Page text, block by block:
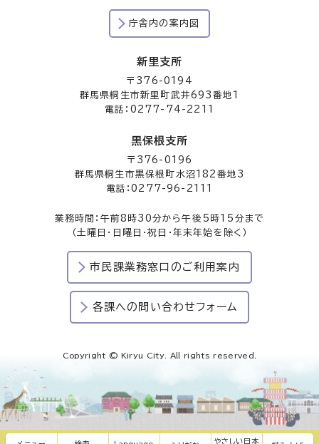
やさしい日本
庁舎内の案内図
新里支所
〒376-0194
群馬県桐生市新里町武井693番地1
電話：0277-74-2211
黒保根支所
〒376-0196
群馬県桐生市黒保根町水沼182番地3
電話：0277-96-2111
業務時間：午前8時30分から午後5時15分まで
（土曜日・日曜日・祝日・年末年始を除く）
市民課業務窓口のご利用案内
各課への問い合わせフォーム
Copyright © Kiryu City. All rights reserved.